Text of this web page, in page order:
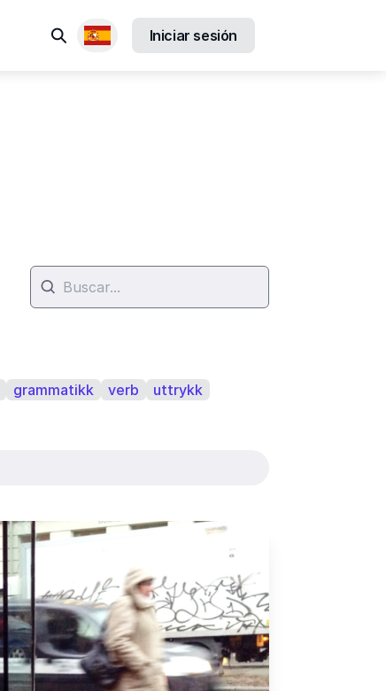
Buscar
Locales disponibles
Iniciar sesión
grammatikk verb
uttrykk